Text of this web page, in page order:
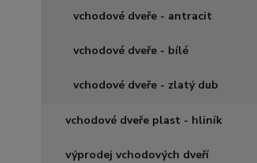
vchodové dveře - antracit
vchodové dveře -⁠ bílé
vchodové dveře - zlatý dub
vchodové dveře plast - hliník
výprodej vchodových dveří